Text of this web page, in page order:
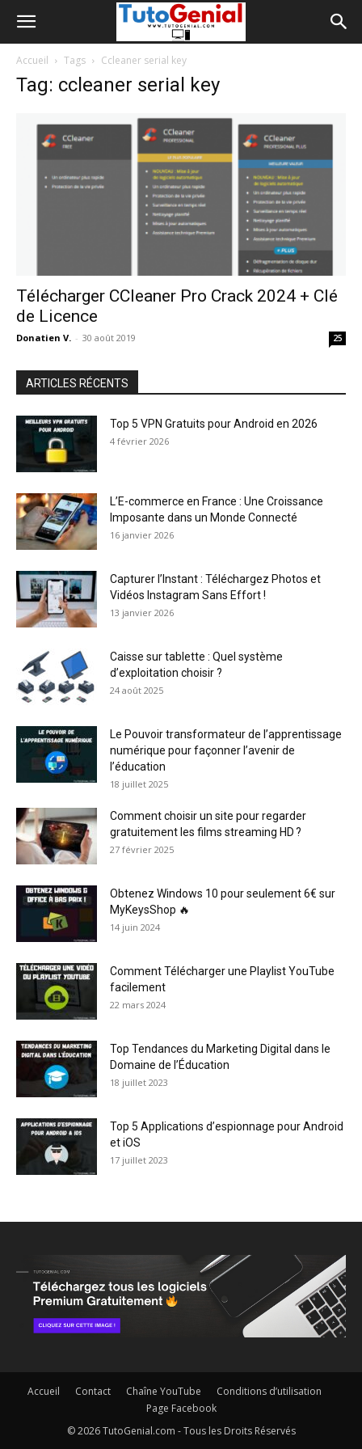
Accueil Tags Ccleaner serial key
Tag: ccleaner serial key
Télécharger CCleaner Pro Crack 2024 + Clé
de Licence
Donatien V. - 30 août 2019 25
ARTICLES RÉCENTS
Top 5 VPN Gratuits pour Android en 2026
4 février 2026
L’E-commerce en France : Une Croissance
Imposante dans un Monde Connecté
16 janvier 2026
Capturer l’Instant : Téléchargez Photos et
Vidéos Instagram Sans Effort !
13 janvier 2026
Caisse sur tablette : Quel système
d’exploitation choisir ?
24 août 2025
Le Pouvoir transformateur de l’apprentissage
numérique pour façonner l’avenir de
l’éducation
18 juillet 2025
Comment choisir un site pour regarder
gratuitement les films streaming HD ?
27 février 2025
Obtenez Windows 10 pour seulement 6€ sur
MyKeysShop 🔥
14 juin 2024
Comment Télécharger une Playlist YouTube
facilement
22 mars 2024
Top Tendances du Marketing Digital dans le
Domaine de l’Éducation
18 juillet 2023
Top 5 Applications d’espionnage pour Android
et iOS
17 juillet 2023
Accueil Contact Chaîne YouTube
Conditions d’utilisation
Page Facebook
© 2026 TutoGenial.com - Tous les Droits Réservés